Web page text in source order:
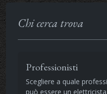
Chi cerca trova
Professionisti
Scegliere a quale
può essere un